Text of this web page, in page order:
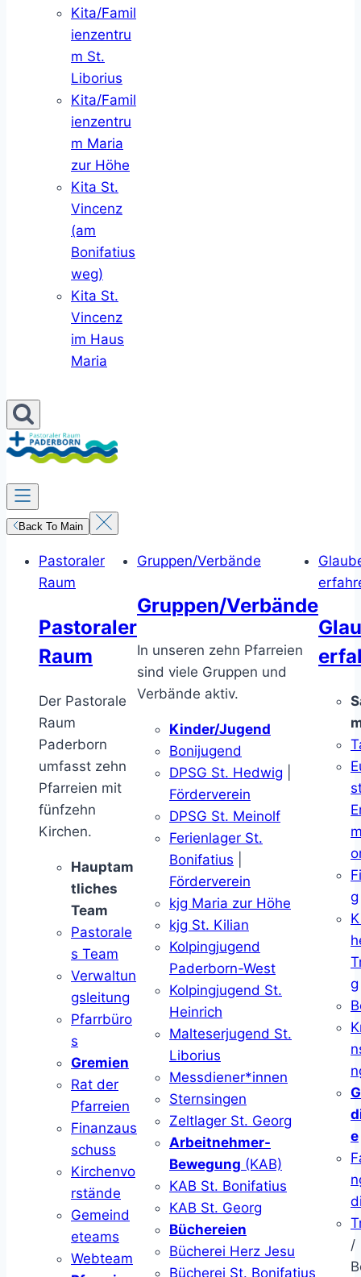
Kita/Famil
ienzentru
m St.
Liborius
Kita/Famil
ienzentru
m Maria
zur Höhe
Kita St.
Vincenz
(am
Bonifatius
weg)
Kita St.
Vincenz
im Haus
Maria
Back To Main
Pastoraler
Raum
Pastoraler
Raum
Der Pastorale
Raum
Paderborn
umfasst zehn
Pfarreien mit
fünfzehn
Kirchen.
Hauptam
tliches
Team
Pastorale
s Team
Verwaltun
gsleitung
Pfarrbüro
s
Gremien
Rat der
Pfarreien
Finanzaus
schuss
Kirchenvo
rstände
Gemeind
eteams
Webteam
Gruppen/Verbände
Gruppen/Verbände
In unseren zehn Pfarreien
sind viele Gruppen und
Verbände aktiv.
Kinder/Jugend
Bonijugend
DPSG St. Hedwig
Förderverein
DPSG St. Meinolf
Ferienlager St.
Bonifatius
Förderverein
kjg Maria zur Höhe
kjg St. Kilian
Kolpingjugend
Paderborn-West
Kolpingjugend St.
Heinrich
Malteserjugend St.
Liborius
Messdiener*innen
Sternsingen
Zeltlager St. Georg
Arbeitnehmer-
Bewegung (KAB)
KAB St. Bonifatius
KAB St. Georg
Büchereien
Bücherei Herz Jesu
Bücherei St. Bonifatius
g
g
e
/